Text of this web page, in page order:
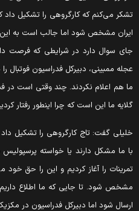
می‌کنم که کارگروهی را تشکیل داد
مشخص شود اما جالب است به این
سوال دارد در شرایطی که فرصت
ممبینی، دبیرکل فدراسیون فوتبال را
هم اعلام نکردند. چند وقتی است در
ما این است که چرا اینطور رفتار کردید؟
گفت: تاج کارگروهی را تشکیل داد
ما مشکل دارند یا خواسته پرسپولیس
را آغاز کردیم و این را حق خود
شود. تا جایی که ما اطلاع داریم
شود اما دبیرکل فدراسیون در